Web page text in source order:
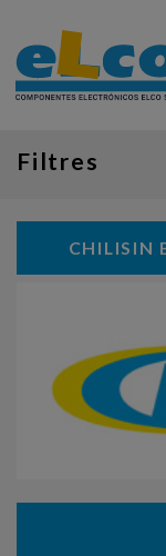
Filtres
CHILISIN